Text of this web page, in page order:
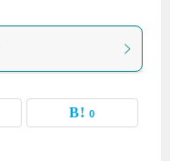
0